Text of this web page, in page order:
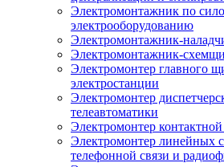
Электромонтажник по
электрооборудованию
Электромонтажник-
Электромонтажник-
Электромонтер главного
электростанции
Электромонтер
телеавтоматики
Электромонтер контактной
Электромонтер линейных
телефонной связи и